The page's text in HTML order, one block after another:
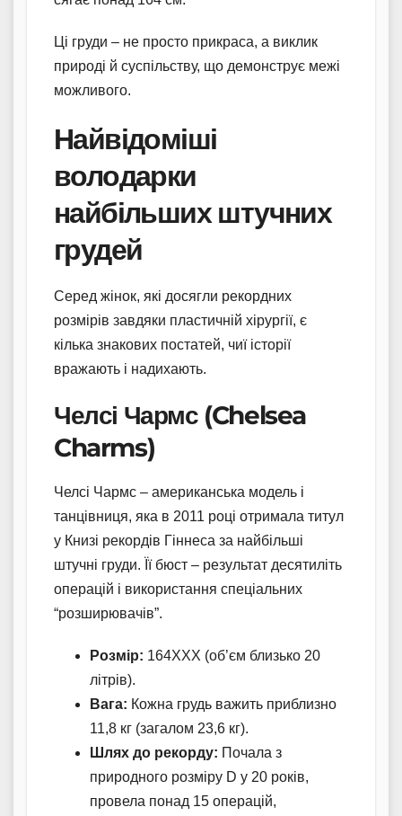
Ці груди – не просто прикраса, а виклик
природі й суспільству, що демонструє межі
можливого.
Найвідоміші
володарки
найбільших штучних
грудей
Серед жінок, які досягли рекордних
розмірів завдяки пластичній хірургії, є
кілька знакових постатей, чиї історії
вражають і надихають.
Челсі Чармс (Chelsea
Charms)
Челсі Чармс – американська модель і
танцівниця, яка в 2011 році отримала титул
у Книзі рекордів Гіннеса за найбільші
штучні груди. Її бюст – результат десятиліть
операцій і використання спеціальних
“розширювачів”.
Розмір: 164XXX (об’єм близько 20
літрів).
Вага: Кожна грудь важить приблизно
11,8 кг (загалом 23,6 кг).
Шлях до рекорду: Почала з
природного розміру D у 20 років,
провела понад 15 операцій,